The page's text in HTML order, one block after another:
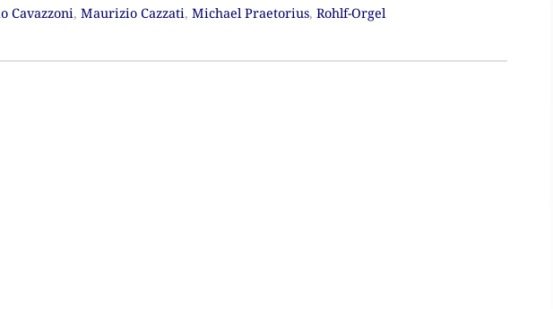
Cavazzoni, Maurizio Cazzati, Michael Praetorius, Rohlf-Orgel